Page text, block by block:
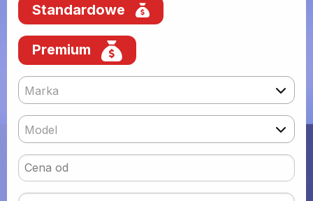
Standardowe
Premium
Marka
Model